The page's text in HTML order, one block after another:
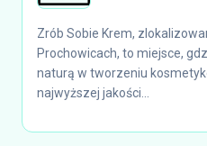
Zrób Sobie Krem,
Prochowicach, to miejsce,
naturą w tworzeniu
najwyższej jakości...